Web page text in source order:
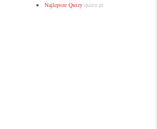
Najlepsze Quizy quizo.pl